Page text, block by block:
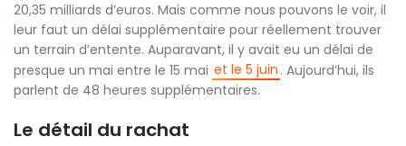
20,35 milliards d’euros. Mais comme nous pouvons le voir, il
leur faut un délai supplémentaire pour réellement trouver
un terrain d’entente. Auparavant, il y avait eu un délai de
presque un mai entre le 15 mai et le 5 juin . Aujourd’hui, ils
parlent de 48 heures supplémentaires.
Le détail du rachat